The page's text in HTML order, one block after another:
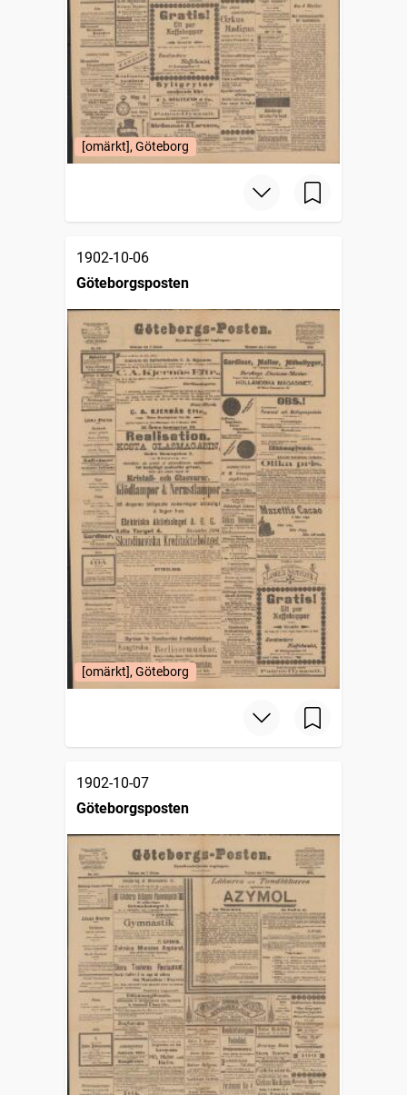
[omärkt], Göteborg
1902-10-06
Göteborgsposten
[omärkt], Göteborg
1902-10-07
Göteborgsposten